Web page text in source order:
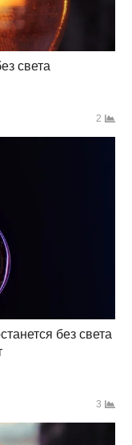
света
2
без света
3